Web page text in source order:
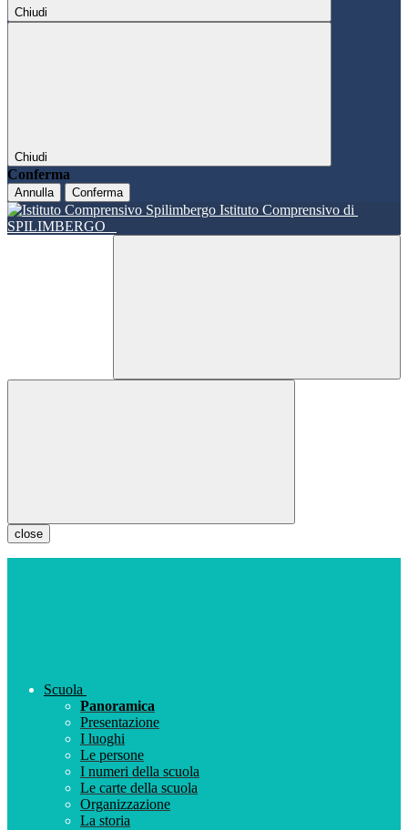
Chiudi
Chiudi
Conferma
Annulla Conferma
Istituto Comprensivo di
SPILIMBERGO
close
Scuola
Panoramica
Presentazione
I luoghi
Le persone
I numeri della scuola
Le carte della scuola
Organizzazione
La storia